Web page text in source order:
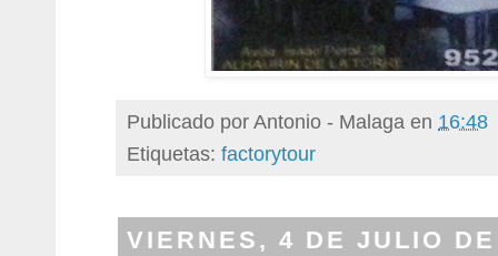
Publicado porAntonio - Malaga en 16:48
Etiquetas: factorytour
VIERNES, 4 DE JULIO